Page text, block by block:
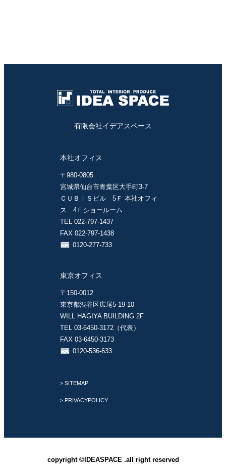
有限会社イデアスペース
本社オフィス
〒980-0805
宮城県仙台市青葉区大手町3-7
ＣＵＢＩＳビル 5Ｆ 本社オフィ
ス 4Ｆショールーム
TEL 022-797-1437
FAX 022-797-1438
0120-277-733
東京オフィス
〒150-0012
東京都渋谷区広尾5-19-10
WILL HAGIYA BUILDING 2F
TEL 03-6450-3172（代表）
FAX 03-6450-3173
0120-536-633
> SITEMAP
> PRIVACYPOLICY
copyright ©IDEASPACE .all right reserved